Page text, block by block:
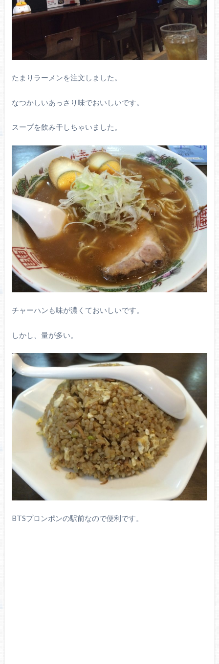
たまりラーメンを注文しました。
なつかしいあっさり味でおいしいです。
スープを飲み干しちゃいました。
チャーハンも味が濃くておいしいです。
しかし、量が多い。
BTSプロンポンの駅前なので便利です。